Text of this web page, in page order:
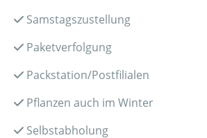
Samstagszustellung
Paketverfolgung
Packstation/Postfilialen
Pflanzen auch im Winter
Selbstabholung